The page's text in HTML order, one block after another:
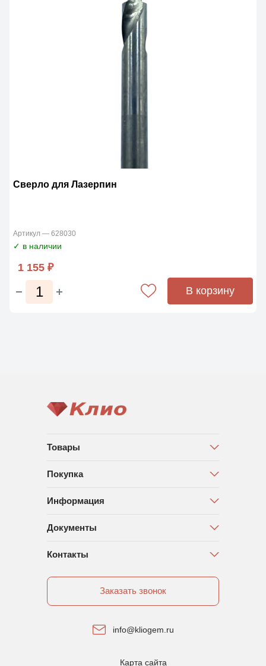
Сверло для Лазерпин
Артикул — 628030
✓ в наличии
1 155 ₽
В корзину
Товары
Покупка
Информация
Документы
Контакты
Заказать звонок
info@kliogem.ru
Карта сайта